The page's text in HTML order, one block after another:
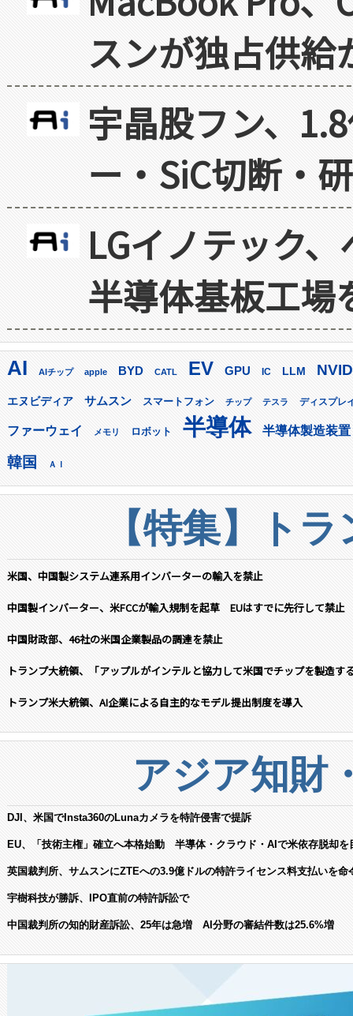
スンが独占供給
宇晶股フン、
ー・SiC切断・
LGイノテック
半導体基板工場
AI AIチップ apple BYD CATL EV GPU IC LLM
エヌビディア サムスン スマートフォン チップ テスラ ディスプレ
ファーウェイ メモリ ロボット 半導体 半導体製造装置
韓国 ＡＩ
【特集】ト
米国、中国製システム連系用インバーターの輸入を禁止
中国製インバーター、米FCCが輸入規制を起草 EUはすでに先行して禁止
中国財政部、46社の米国企業製品の調達を禁止
トランプ大統領、「アップルがインテルと協力して米国でチップを製造す
トランプ米大統領、AI企業による自主的なモデル提出制度を導入
アジア知財
DJI、米国でInsta360のLunaカメラを特許侵害で提訴
EU、「技術主権」確立へ本格始動 半導体・クラウド・AIで米依存脱却を
英国裁判所、サムスンにZTEへの3.9億ドルの特許ライセンス料支払いを命
宇樹科技が勝訴、IPO直前の特許訴訟で
中国裁判所の知的財産訴訟、25年は急増 AI分野の審結件数は25.6%増